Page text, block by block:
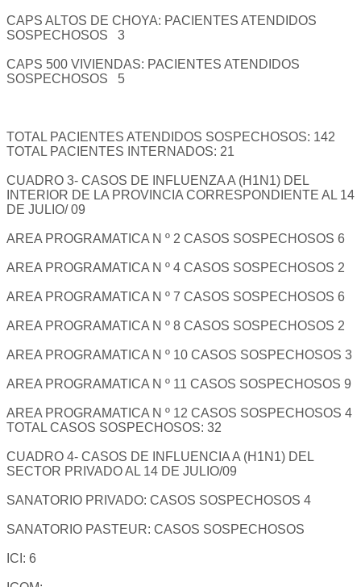
CAPS ALTOS DE CHOYA: PACIENTES ATENDIDOS
SOSPECHOSOS 3
CAPS 500 VIVIENDAS: PACIENTES ATENDIDOS
SOSPECHOSOS 5
TOTAL PACIENTES ATENDIDOS SOSPECHOSOS: 142
TOTAL PACIENTES INTERNADOS: 21
CUADRO 3- CASOS DE INFLUENZA A (H1N1) DEL
INTERIOR DE LA PROVINCIA CORRESPONDIENTE AL 14
DE JULIO/ 09
AREA PROGRAMATICA N º 2 CASOS SOSPECHOSOS 6
AREA PROGRAMATICA N º 4 CASOS SOSPECHOSOS 2
AREA PROGRAMATICA N º 7 CASOS SOSPECHOSOS 6
AREA PROGRAMATICA N º 8 CASOS SOSPECHOSOS 2
AREA PROGRAMATICA N º 10 CASOS SOSPECHOSOS 3
AREA PROGRAMATICA N º 11 CASOS SOSPECHOSOS 9
AREA PROGRAMATICA N º 12 CASOS SOSPECHOSOS 4
TOTAL CASOS SOSPECHOSOS: 32
CUADRO 4- CASOS DE INFLUENCIA A (H1N1) DEL
SECTOR PRIVADO AL 14 DE JULIO/09
SANATORIO PRIVADO: CASOS SOSPECHOSOS 4
SANATORIO PASTEUR: CASOS SOSPECHOSOS
ICI: 6